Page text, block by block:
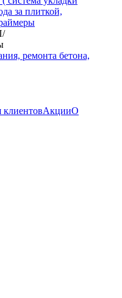
за плиткой,
/
ремонта бетона,
АкцииО